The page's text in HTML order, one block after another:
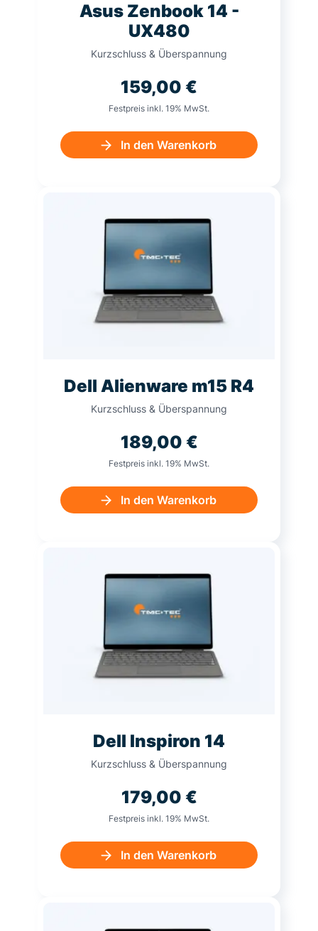
Asus Zenbook 14 -
UX480
Kurzschluss & Überspannung
159,00 €
Festpreis inkl. 19% MwSt.
In den Warenkorb
Dell Alienware m15 R4
Kurzschluss & Überspannung
189,00 €
Festpreis inkl. 19% MwSt.
In den Warenkorb
Dell Inspiron 14
Kurzschluss & Überspannung
179,00 €
Festpreis inkl. 19% MwSt.
In den Warenkorb